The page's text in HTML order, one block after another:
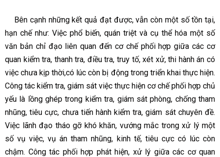
Bên cạnh những kết quả đạt được, vẫn còn một số tồn tại,
hạn chế như: Việc phổ biến, quán triệt và cụ thể hóa một số
văn bản chỉ đạo liên quan đến cơ chế phối hợp giữa các cơ
quan kiểm tra, thanh tra, điều tra, truy tố, xét xử, thi hành án có
việc chưa kịp thời,có lúc còn bị động trong triển khai thực hiện.
Công tác kiểm tra, giám sát việc thực hiện cơ chế phối hợp chủ
yếu là lồng ghép trong kiểm tra, giám sát phòng, chống tham
nhũng, tiêu cực, chưa tiến hành kiểm tra, giám sát chuyên đề.
Việc lãnh đạo tháo gỡ khó khăn, vướng mắc trong xử lý một
số vụ việc, vụ án tham nhũng, kinh tế, tiêu cực có lúc còn
chậm. Công tác phối hợp phát hiện, xử lý giữa các cơ quan